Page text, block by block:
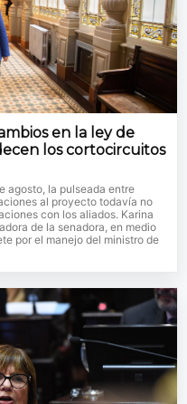
en la ley de
los cortocircuitos
agosto, la pulseada entre
al proyecto todavía no
con los aliados. Karina
de la senadora, en medio
por el manejo del ministro de